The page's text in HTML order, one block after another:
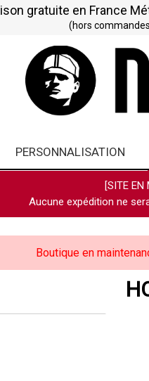
gratuite en France
(hors
PERSONNALISATION
[SITE EN
Aucune expédition ne
Boutique en